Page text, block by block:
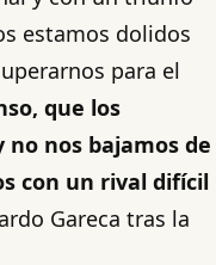
estamos dolidos
para el
que los
nos bajamos de
con un rival difícil
Gareca tras la